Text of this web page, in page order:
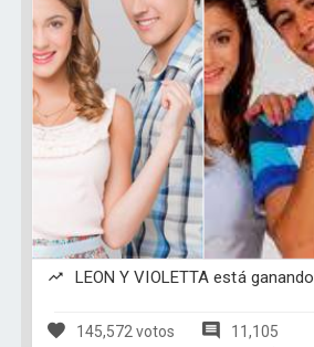
LEON Y VIOLETTA está ganando
145,572 votos
11,105